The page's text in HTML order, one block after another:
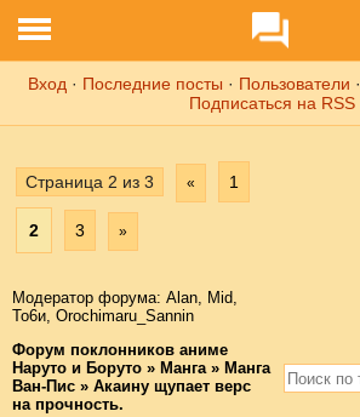
Вход · Последние посты · Пользователи ·
Подписаться на RSS
Страница 2 из 3 « 1
2 3 »
Модератор форума: Аlаn, Mid,
То6и, Orochimaru_Sannin
Форум поклонников аниме
Наруто и Боруто » Манга » Манга
Ван-Пис » Акаину щупает верс
на прочность.